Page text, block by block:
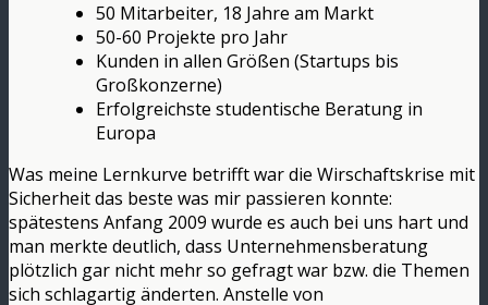
50 Mitarbeiter, 18 Jahre am Markt
50-60 Projekte pro Jahr
Kunden in allen Größen (Startups bis
Großkonzerne)
Erfolgreichste studentische Beratung in
Europa
Was meine Lernkurve betrifft war die Wirschaftskrise mit
Sicherheit das beste was mir passieren konnte:
spätestens Anfang 2009 wurde es auch bei uns hart und
man merkte deutlich, dass Unternehmensberatung
plötzlich gar nicht mehr so gefragt war bzw. die Themen
sich schlagartig änderten. Anstelle von